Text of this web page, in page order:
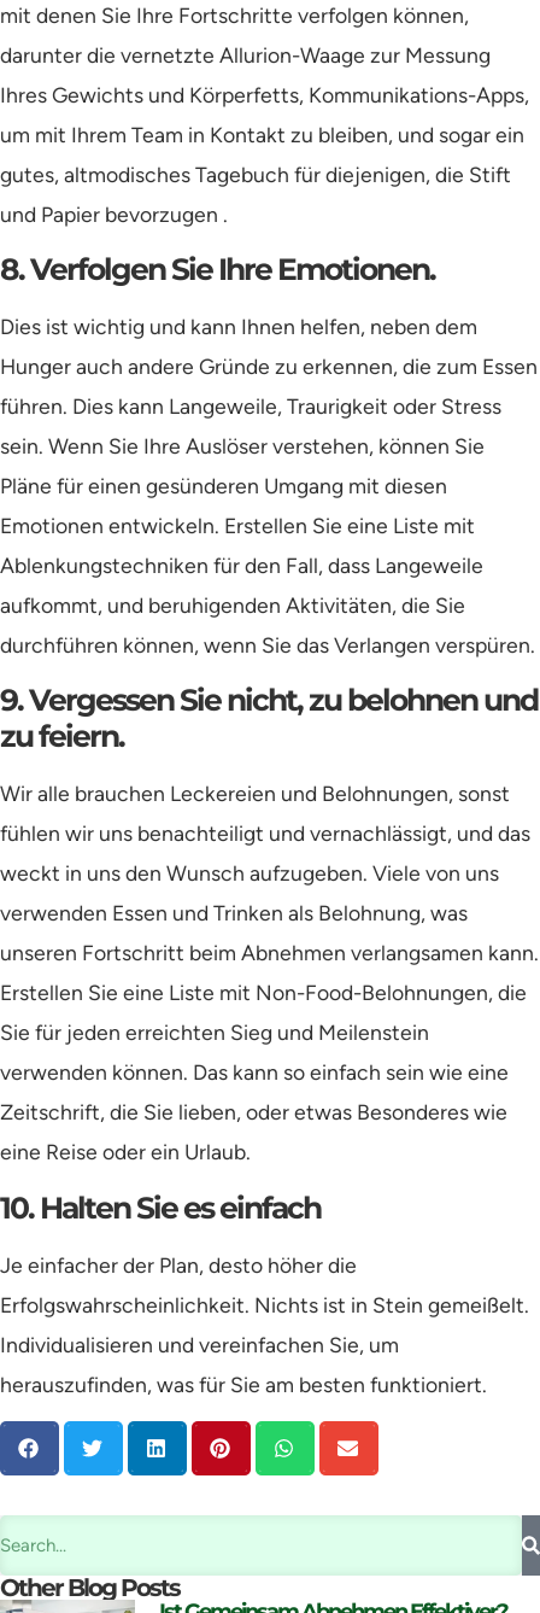
mit denen Sie Ihre Fortschritte verfolgen können,
darunter die vernetzte Allurion-Waage zur Messung
Ihres Gewichts und Körperfetts, Kommunikations-Apps,
um mit Ihrem Team in Kontakt zu bleiben, und sogar ein
gutes, altmodisches Tagebuch für diejenigen, die Stift
und Papier bevorzugen .
8. Verfolgen Sie Ihre Emotionen.
Dies ist wichtig und kann Ihnen helfen, neben dem
Hunger auch andere Gründe zu erkennen, die zum Essen
führen. Dies kann Langeweile, Traurigkeit oder Stress
sein. Wenn Sie Ihre Auslöser verstehen, können Sie
Pläne für einen gesünderen Umgang mit diesen
Emotionen entwickeln. Erstellen Sie eine Liste mit
Ablenkungstechniken für den Fall, dass Langeweile
aufkommt, und beruhigenden Aktivitäten, die Sie
durchführen können, wenn Sie das Verlangen verspüren.
9. Vergessen Sie nicht, zu belohnen und
zu feiern.
Wir alle brauchen Leckereien und Belohnungen, sonst
fühlen wir uns benachteiligt und vernachlässigt, und das
weckt in uns den Wunsch aufzugeben. Viele von uns
verwenden Essen und Trinken als Belohnung, was
unseren Fortschritt beim Abnehmen verlangsamen kann.
Erstellen Sie eine Liste mit Non-Food-Belohnungen, die
Sie für jeden erreichten Sieg und Meilenstein
verwenden können. Das kann so einfach sein wie eine
Zeitschrift, die Sie lieben, oder etwas Besonderes wie
eine Reise oder ein Urlaub.
10. Halten Sie es einfach
Je einfacher der Plan, desto höher die
Erfolgswahrscheinlichkeit. Nichts ist in Stein gemeißelt.
Individualisieren und vereinfachen Sie, um
herauszufinden, was für Sie am besten funktioniert.
Other Blog Posts